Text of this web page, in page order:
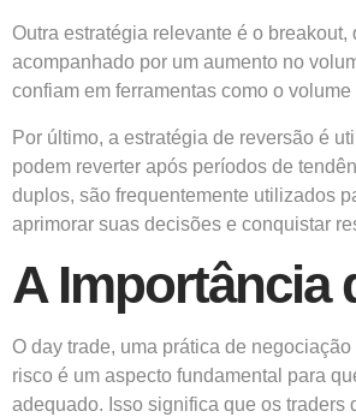
Outra estratégia relevante é o
acompanhado por um aumento no
confiam em ferramentas como o
Por último, a estratégia de reversão é
podem reverter após períodos de
duplos, são frequentemente utilizados
aprimorar suas decisões e conquistar
A Importância
O day trade, uma prática de
risco é um aspecto fundamental para
adequado. Isso significa que os traders